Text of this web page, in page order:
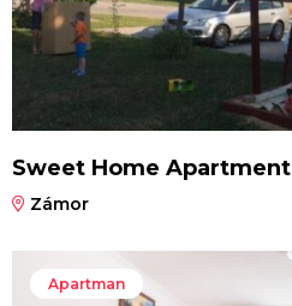
Sweet Home Apartment
Zámor
Apartman